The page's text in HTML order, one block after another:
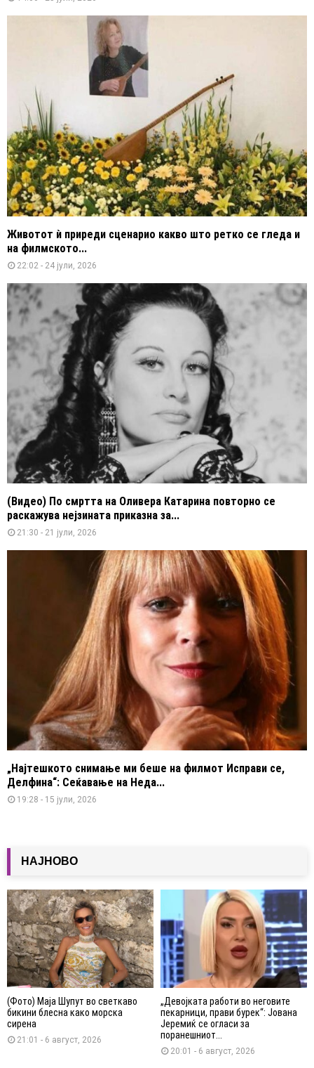
Животот ѝ приреди сценарио какво што ретко се гледа и
на филмското...
22:02 - 24 јули, 2026
(Видео) По смртта на Оливера Катарина повторно се
раскажува нејзината приказна за...
21:30 - 21 јули, 2026
„Најтешкото снимање ми беше на филмот Исправи се,
Делфина“: Сеќавање на Неда...
19:28 - 15 јули, 2026
НАЈНОВО
(Фото) Маја Шупут во светкаво
бикини блесна како морска
сирена
21:01 - 6 август, 2026
„Девојката работи во неговите
пекарници, прави бурек“: Јована
Јеремиќ се огласи за
поранешниот...
20:01 - 6 август, 2026